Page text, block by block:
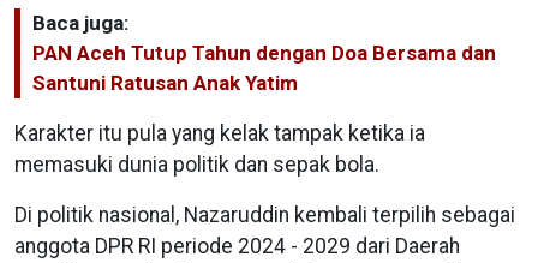
Baca juga:
PAN Aceh Tutup Tahun dengan Doa Bersama dan
Santuni Ratusan Anak Yatim
Karakter itu pula yang kelak tampak ketika ia
memasuki dunia politik dan sepak bola.
Di politik nasional, Nazaruddin kembali terpilih sebagai
anggota DPR RI periode 2024 - 2029 dari Daerah